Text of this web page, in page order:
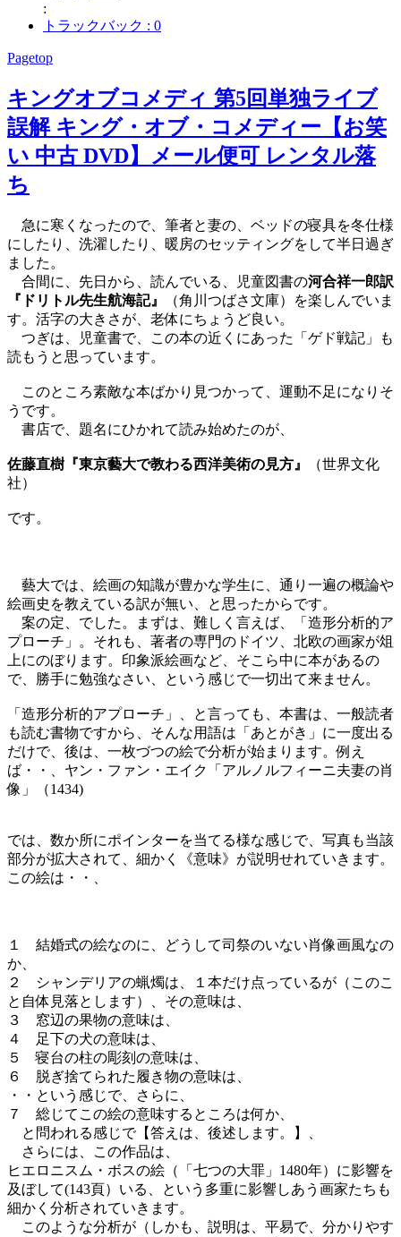
:
トラックバック : 0
Pagetop
キングオブコメディ 第5回単独ライブ
誤解 キング・オブ・コメディー【お笑
い 中古 DVD】メール便可 レンタル落
ち
急に寒くなったので、筆者と妻の、ベッドの寝具を冬仕様
にしたり、洗濯したり、暖房のセッティングをして半日過ぎ
ました。
合間に、先日から、読んでいる、児童図書の河合祥一郎訳
『ドリトル先生航海記』
（角川つばさ文庫）を楽しんでいま
す。活字の大きさが、老体にちょうど良い。
つぎは、児童書で、この本の近くにあった「ゲド戦記」も
読もうと思っています。
このところ素敵な本ばかり見つかって、運動不足になりそ
うです。
書店で、題名にひかれて読み始めたのが、
佐藤直樹『東京藝大で教わる西洋美術の見方』
（世界文化
社）
です。
藝大では、絵画の知識が豊かな学生に、通り一遍の概論や
絵画史を教えている訳が無い、と思ったからです。
案の定、でした。まずは、難しく言えば、「造形分析的ア
プローチ」。それも、著者の専門のドイツ、北欧の画家が俎
上にのぼります。印象派絵画など、そこら中に本があるの
で、勝手に勉強なさい、という感じで一切出て来ません。
「造形分析的アプローチ」、と言っても、本書は、一般読者
も読む書物ですから、そんな用語は「あとがき」に一度出る
だけで、後は、一枚づつの絵で分析が始まります。例え
ば・・、ヤン・ファン・エイク「アルノルフィーニ夫妻の肖
像」（1434)
では、数か所にポインターを当てる様な感じで、写真も当該
部分が拡大されて、細かく《意味》が説明せれていきます。
この絵は・・、
１ 結婚式の絵なのに、どうして司祭のいない肖像画風なの
か、
２ シャンデリアの蝋燭は、１本だけ点っているが（このこ
と自体見落とします）、その意味は、
３ 窓辺の果物の意味は、
４ 足下の犬の意味は、
５ 寝台の柱の彫刻の意味は、
６ 脱ぎ捨てられた履き物の意味は、
・・という感じで、さらに、
７ 総じてこの絵の意味するところは何か、
と問われる感じで【答えは、後述します。】、
さらには、この作品は、
ヒエロニスム・ボスの絵（「七つの大罪」1480年）に影響を
及ぼして(143頁）いる、という多重に影響しあう画家たちも
細かく分析されていきます。
このような分析が（しかも、説明は、平易で、分かりやす